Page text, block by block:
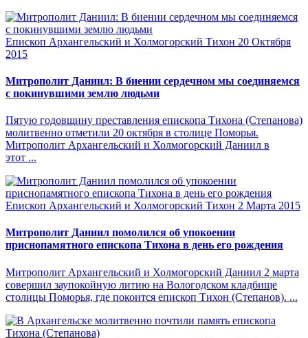
Епископ Архангельский и Холмогорский Тихон 20 Октября
2015
Митрополит Даниил: В биении сердечном мы соединяемся
с покинувшими землю людьми
Пятую годовщину преставления епископа Тихона (Степанова)
молитвенно отметили 20 октября в столице Поморья.
Митрополит Архангельский и Холмогорский Даниил в
этот ...
Епископ Архангельский и Холмогорский Тихон 2 Марта 2015
Митрополит Даниил помолился об упокоении
приснопамятного епископа Тихона в день его рождения
Митрополит Архангельский и Холмогорский Даниил 2 марта
совершил заупокойную литию на Вологодском кладбище
столицы Поморья, где покоится епископ Тихон (Степанов). ...